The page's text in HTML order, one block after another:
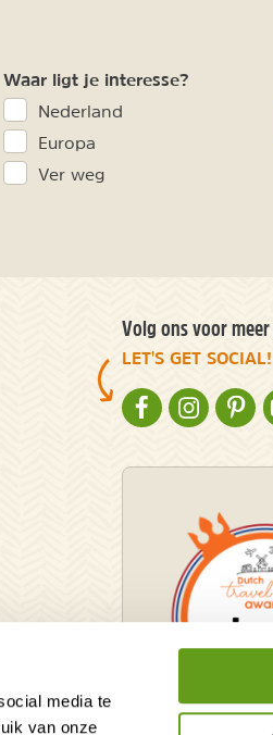
media te
van onze
Waar ligt je interesse?
Nederland
Europa
Ver weg
Volg ons voor
LET'S GET SOCIAL!
NATURESCANNER